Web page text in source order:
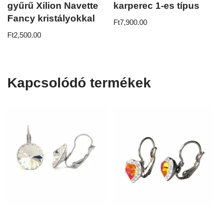
gyűrű Xilion Navette
Fancy kristályokkal
Ft2,500.00
karperec 1-es típus
Ft7,900.00
Kapcsolódó termékek